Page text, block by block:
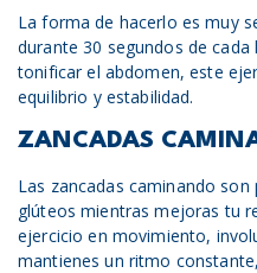
La forma de hacerlo es muy
durante 30 segundos de
tonificar el abdomen, este
equilibrio y estabilidad.
ZANCADAS
Las zancadas caminando
glúteos mientras mejoras tu
ejercicio en movimiento,
mantienes un ritmo